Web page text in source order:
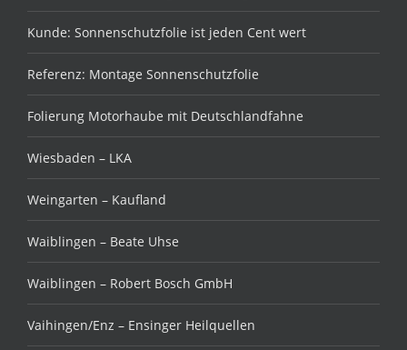
Kunde: Sonnenschutzfolie ist jeden Cent wert
Referenz: Montage Sonnenschutzfolie
Folierung Motorhaube mit Deutschlandfahne
Wiesbaden – LKA
Weingarten – Kaufland
Waiblingen – Beate Uhse
Waiblingen – Robert Bosch GmbH
Vaihingen/Enz – Ensinger Heilquellen